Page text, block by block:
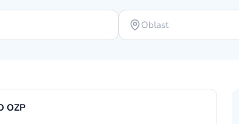
Oblast
OZP